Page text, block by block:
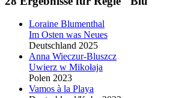
Loraine Blumenthal
Im Osten was Neues
Deutschland 2025
Anna Wieczur-Bluszcz
Uwierz w Mikołaja
Polen 2023
Vamos à la Playa